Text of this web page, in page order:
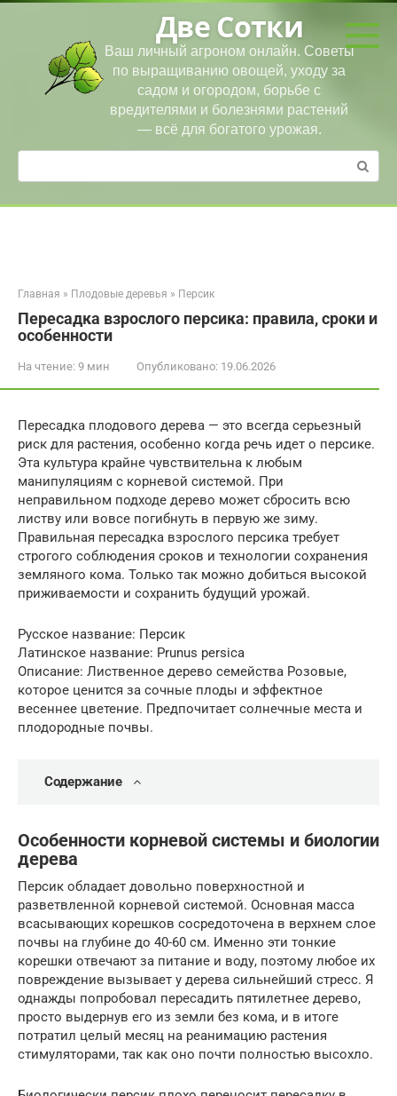
Перейти
Две Сотки
Ваш личный агроном онлайн. Советы
по выращиванию овощей, уходу за
садом и огородом, борьбе с
вредителями и болезнями растений
— всё для богатого урожая.
Поиск:
Главная » Плодовые деревья » Персик
Пересадка взрослого персика: правила, сроки и
особенности
На чтение: 9 мин Опубликовано: 19.06.2026
Пересадка плодового дерева — это всегда серьезный
риск для растения, особенно когда речь идет о персике.
Эта культура крайне чувствительна к любым
манипуляциям с корневой системой. При
неправильном подходе дерево может сбросить всю
листву или вовсе погибнуть в первую же зиму.
Правильная пересадка взрослого персика требует
строгого соблюдения сроков и технологии сохранения
земляного кома. Только так можно добиться высокой
приживаемости и сохранить будущий урожай.
Русское название: Персик
Латинское название: Prunus persica
Описание: Лиственное дерево семейства Розовые,
которое ценится за сочные плоды и эффектное
весеннее цветение. Предпочитает солнечные места и
плодородные почвы.
Содержание
Особенности корневой системы и биологии
дерева
Персик обладает довольно поверхностной и
разветвленной корневой системой. Основная масса
всасывающих корешков сосредоточена в верхнем слое
почвы на глубине до 40-60 см. Именно эти тонкие
корешки отвечают за питание и воду, поэтому любое их
повреждение вызывает у дерева сильнейший стресс. Я
однажды попробовал пересадить пятилетнее дерево,
просто выдернув его из земли без кома, и в итоге
потратил целый месяц на реанимацию растения
стимуляторами, так как оно почти полностью высохло.